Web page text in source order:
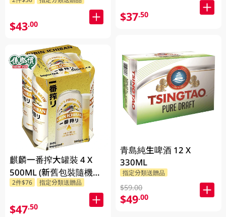
$43.00
麒麟一番搾大罐裝 4 X
500ML (新舊包裝隨機發
貨)
2件$76 指定分類送贈品
$47.50
$37.50
青島純生啤酒 12 X
330ML
指定分類送贈品
$59.00
$49.00